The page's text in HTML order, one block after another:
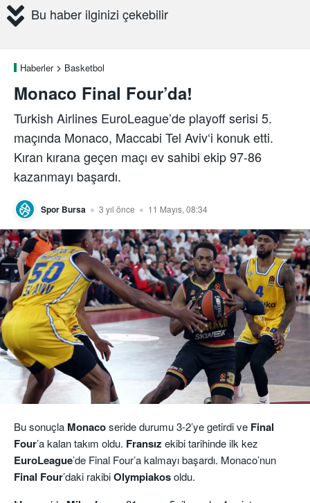
Bu haber ilginizi çekebilir
Haberler Basketbol
Monaco Final Four’da!
Turkish Airlines EuroLeague’de playoff serisi 5.
maçında Monaco, Maccabi Tel Aviv‘i konuk etti.
Kıran kırana geçen maçı ev sahibi ekip 97-86
kazanmayı başardı.
Spor Bursa 3 yıl önce 11 Mayıs, 08:34
Bu sonuçla Monacoseride durumu 3-2’ye getirdi ve Final
Four’a kalan takım oldu. Fransız ekibi tarihinde ilk kez
EuroLeague’de Final Four’a kalmayı başardı. Monaco’nun
Final Four’daki rakibiOlympiakosoldu.